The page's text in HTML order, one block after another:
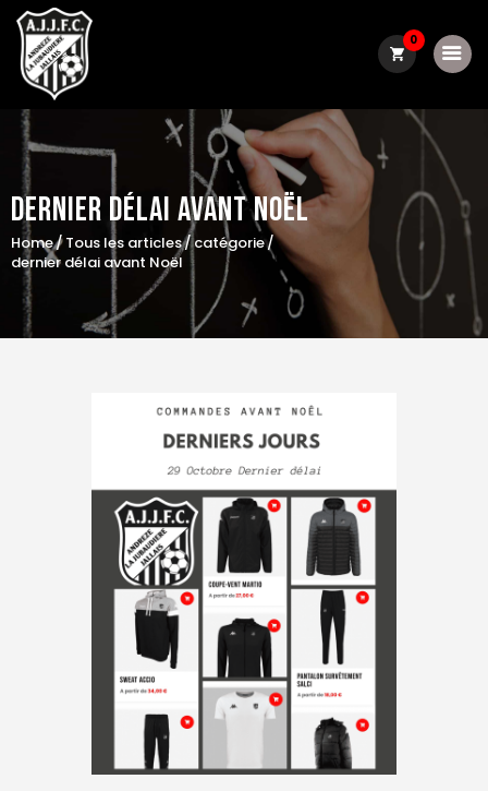
0
Dernier Délai Avant Noël
Home Tous les articles
catégorie
dernier délai avant Noël
Le club
Actualité
Convocations
Résultats / classements
Boutique
matchs du week-end
Galerie photo